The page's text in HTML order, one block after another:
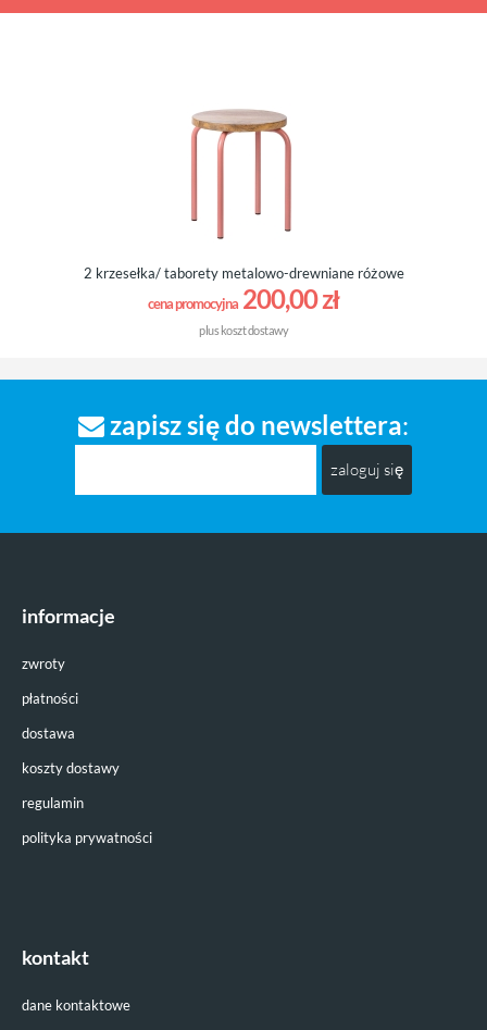
2 krzesełka/ taborety metalowo-drewniane różowe
cena promocyjna 200,00 zł
pluskoszt dostawy
zapisz się do newslettera
zaloguj się
informacje
zwroty
płatności
dostawa
koszty dostawy
regulamin
polityka prywatności
kontakt
dane kontaktowe